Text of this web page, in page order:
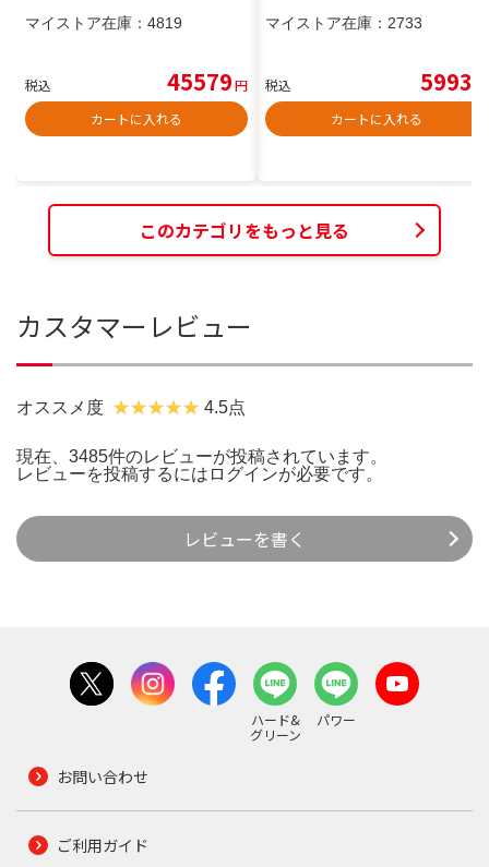
マイストア在庫： 4819
税込 45579円
カートに入れる
マイストア在庫： 2733
税込 5993
カートに入れる
このカテゴリをもっと見る
カスタマーレビュー
オススメ度 4.5点
現在、3485件のレビューが投稿されています。
レビューを投稿するには ログインが必要です。
レビューを書く
ハード&
グリーン
パワー
お問い合わせ
ご利用ガイド